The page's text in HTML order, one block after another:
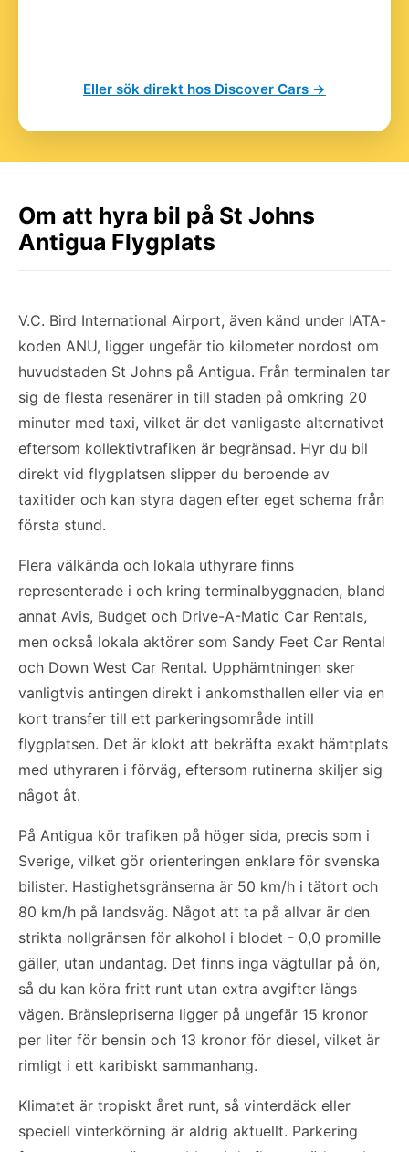
Eller sök direkt hos Discover Cars →
Om att hyra bil på St Johns
Antigua Flygplats
V.C. Bird International Airport, även känd under IATA-
koden ANU, ligger ungefär tio kilometer nordost om
huvudstaden St Johns på Antigua. Från terminalen tar
sig de flesta resenärer in till staden på omkring 20
minuter med taxi, vilket är det vanligaste alternativet
eftersom kollektivtrafiken är begränsad. Hyr du bil
direkt vid flygplatsen slipper du beroende av
taxitider och kan styra dagen efter eget schema från
första stund.
Flera välkända och lokala uthyrare finns
representerade i och kring terminalbyggnaden, bland
annat Avis, Budget och Drive-A-Matic Car Rentals,
men också lokala aktörer som Sandy Feet Car Rental
och Down West Car Rental. Upphämtningen sker
vanligtvis antingen direkt i ankomsthallen eller via en
kort transfer till ett parkeringsområde intill
flygplatsen. Det är klokt att bekräfta exakt hämtplats
med uthyraren i förväg, eftersom rutinerna skiljer sig
något åt.
På Antigua kör trafiken på höger sida, precis som i
Sverige, vilket gör orienteringen enklare för svenska
bilister. Hastighetsgränserna är 50 km/h i tätort och
80 km/h på landsväg. Något att ta på allvar är den
strikta nollgränsen för alkohol i blodet - 0,0 promille
gäller, utan undantag. Det finns inga vägtullar på ön,
så du kan köra fritt runt utan extra avgifter längs
vägen. Bränslepriserna ligger på ungefär 15 kronor
per liter för bensin och 13 kronor för diesel, vilket är
rimligt i ett karibiskt sammanhang.
Klimatet är tropiskt året runt, så vinterdäck eller
speciell vinterkörning är aldrig aktuellt. Parkering